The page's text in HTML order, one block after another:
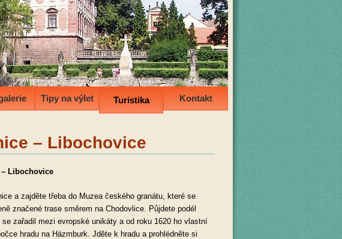
Tipy na výlet Turistika Kontakt
– Libochovice
Libochovice
a zajděte třeba do Muzea českého granátu, které se
značené trase směrem na Chodovlice. Půjdete podél
zařadil mezi evropské unikáty a od roku 1620 ho vlastní
hradu na Házmburk. Jděte k hradu a prohlédněte si